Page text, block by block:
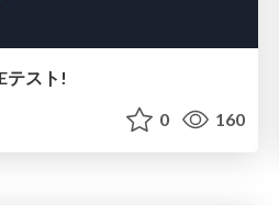
テスト!
0 160